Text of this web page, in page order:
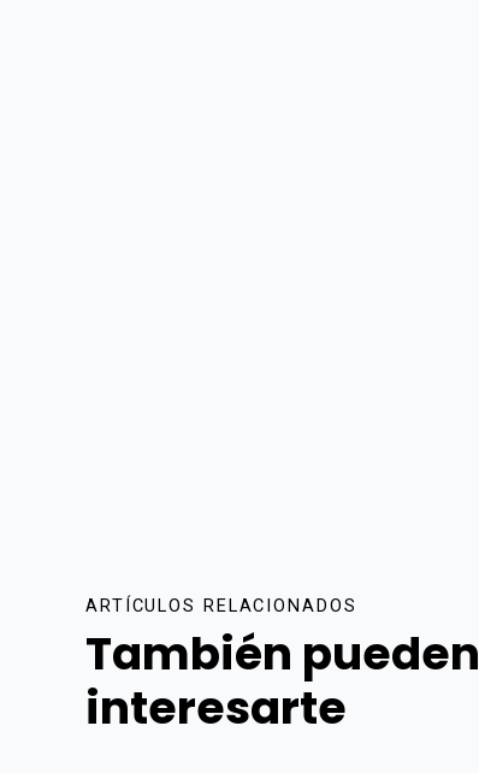
ARTÍCULOS RELACIONADOS
También pueden
interesarte